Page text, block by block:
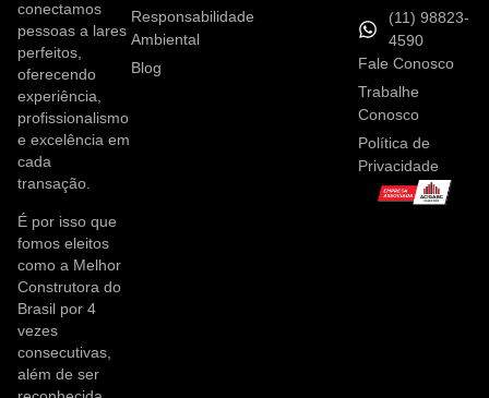
conectamos
pessoas a lares
perfeitos,
oferecendo
experiência,
profissionalismo
e excelência em
cada
transação.
É por isso que
fomos eleitos
como a Melhor
Construtora do
Brasil por 4
vezes
consecutivas,
além de ser
Responsabilidade
Ambiental
Blog
(11) 98823-
4590
Fale Conosco
Trabalhe
Conosco
Política de
Privacidade